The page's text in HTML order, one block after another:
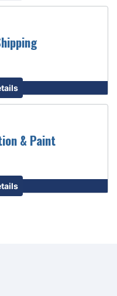
& Paint